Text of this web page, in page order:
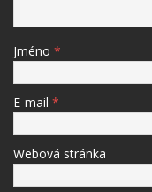
Jméno *
E-mail *
Webová stránka